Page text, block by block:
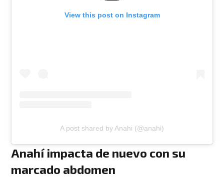
View this post on Instagram
A post shared by Anahi (@anahi)
Anahí impacta de nuevo con su
marcado abdomen